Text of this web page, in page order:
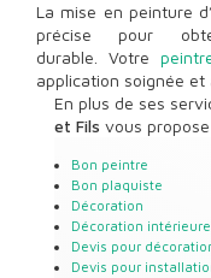
La mise en peinture
précise pour
durable. Votre
application soignée
En plus de ses
et Fils vous
Bon peintre
Bon plaquiste
Décoration
Décoration intérieure
Devis pour
Devis pour